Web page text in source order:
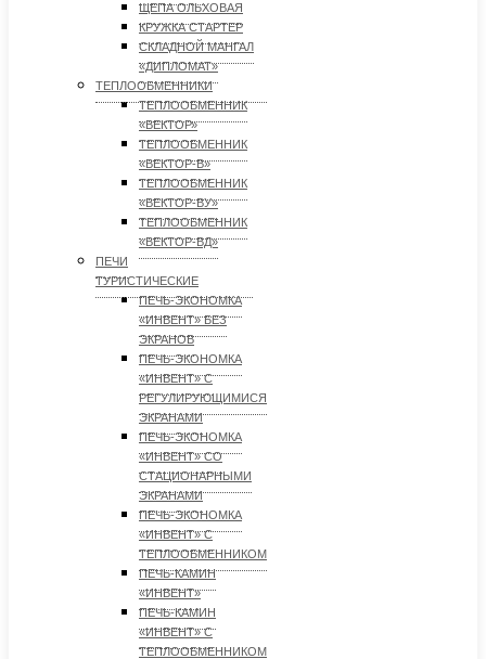
ЩЕПА ОЛЬХОВАЯ
КРУЖКА СТАРТЕР
СКЛАДНОЙ МАНГАЛ
«ДИПЛОМАТ»
ТЕПЛООБМЕННИКИ
ТЕПЛООБМЕННИК
«ВЕКТОР»
ТЕПЛООБМЕННИК
«ВЕКТОР-В»
ТЕПЛООБМЕННИК
«ВЕКТОР-ВУ»
ТЕПЛООБМЕННИК
«ВЕКТОР-ВД»
ПЕЧИ
ТУРИСТИЧЕСКИЕ
ПЕЧЬ-ЭКОНОМКА
«ИНВЕНТ» БЕЗ
ЭКРАНОВ
ПЕЧЬ-ЭКОНОМКА
«ИНВЕНТ» С
РЕГУЛИРУЮЩИМИСЯ
ЭКРАНАМИ
ПЕЧЬ-ЭКОНОМКА
«ИНВЕНТ» СО
СТАЦИОНАРНЫМИ
ЭКРАНАМИ
ПЕЧЬ-ЭКОНОМКА
«ИНВЕНТ» С
ТЕПЛООБМЕННИКОМ
ПЕЧЬ-КАМИН
«ИНВЕНТ»
ПЕЧЬ-КАМИН
«ИНВЕНТ» С
ТЕПЛООБМЕННИКОМ